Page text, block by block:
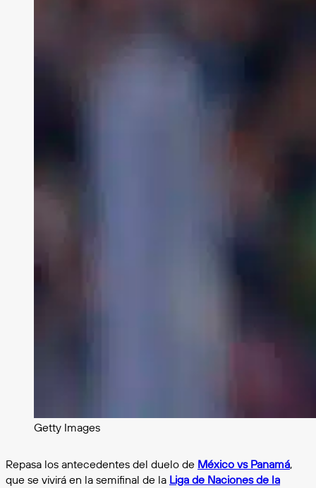
Getty Images
Repasa los antecedentes del duelo de México vs Panamá,
que se vivirá en la semifinal de la Liga de Naciones de la